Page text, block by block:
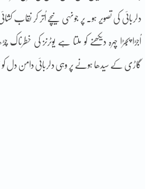
دلربائی کی تصویر ہو۔ پر جونہی نیچے اُتر کر نقاب
اُجڑا پُجڑا چہرہ دیکھنے کو ملتا ہے یوٹرنز کی خطرناک
گاڑی کے سیدھا ہونے پر وہی دلربائی دامن دل کو